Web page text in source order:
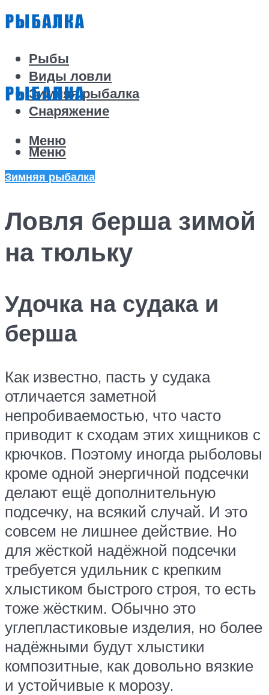
Рыбы
Виды ловли
Зимняя рыбалка
Снаряжение
Меню
Меню
Зимняя рыбалка
Ловля берша зимой
на тюльку
Удочка на судака и
берша
Как известно, пасть у судака
отличается заметной
непробиваемостью, что часто
приводит к сходам этих хищников с
крючков. Поэтому иногда рыболовы
кроме одной энергичной подсечки
делают ещё дополнительную
подсечку, на всякий случай. И это
совсем не лишнее действие. Но
для жёсткой надёжной подсечки
требуется удильник с крепким
хлыстиком быстрого строя, то есть
тоже жёстким. Обычно это
углепластиковые изделия, но более
надёжными будут хлыстики
композитные, как довольно вязкие
и устойчивые к морозу.